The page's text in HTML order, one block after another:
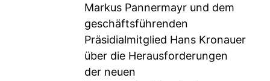
Markus Pannermayr und dem
geschäftsführenden
Präsidialmitglied Hans Kronauer
über die Herausforderungen
der neuen